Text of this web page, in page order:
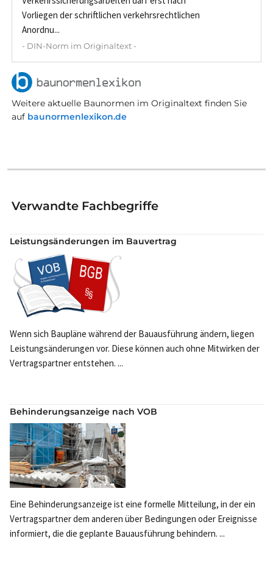
Vorliegen der schriftlichen verkehrsrechtlichen
Anordnu...
- DIN-Norm im Originaltext -
Weitere aktuelle Baunormen im Originaltext finden Sie
auf baunormenlexikon.de
Verwandte Fachbegriffe
Leistungsänderungen im Bauvertrag
Wenn sich Baupläne während der Bauausführung ändern, liegen
Leistungsänderungen vor. Diese können auch ohne Mitwirken der
Vertragspartner entstehen. ...
Behinderungsanzeige nach VOB
Eine Behinderungsanzeige ist eine formelle Mitteilung, in der ein
Vertragspartner dem anderen über Bedingungen oder Ereignisse
informiert, die die geplante Bauausführung behindern. ...